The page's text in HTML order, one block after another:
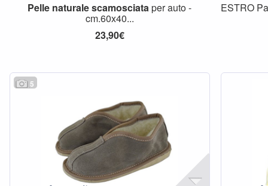
Pelle naturalescamosciataper auto -
cm.60x40...
23,90€
ESTRO
5